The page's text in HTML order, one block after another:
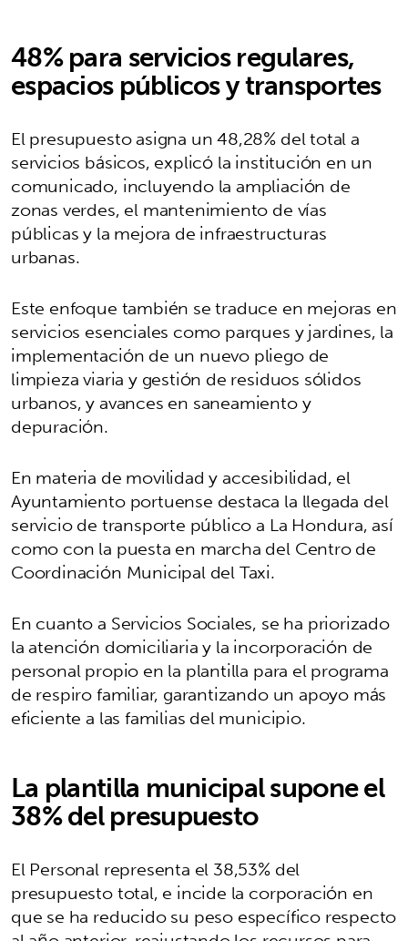
48% para servicios regulares,
espacios públicos y transportes
El presupuesto asigna un 48,28% del total a
servicios básicos, explicó la institución en un
comunicado, incluyendo la ampliación de
zonas verdes, el mantenimiento de vías
públicas y la mejora de infraestructuras
urbanas.
Este enfoque también se traduce en mejoras en
servicios esenciales como parques y jardines, la
implementación de un nuevo pliego de
limpieza viaria y gestión de residuos sólidos
urbanos, y avances en saneamiento y
depuración.
En materia de movilidad y accesibilidad, el
Ayuntamiento portuense destaca la llegada del
servicio de transporte público a La Hondura, así
como con la puesta en marcha del Centro de
Coordinación Municipal del Taxi.
En cuanto a Servicios Sociales, se ha priorizado
la atención domiciliaria y la incorporación de
personal propio en la plantilla para el programa
de respiro familiar, garantizando un apoyo más
eficiente a las familias del municipio.
La plantilla municipal supone el
38% del presupuesto
El Personal representa el 38,53% del
presupuesto total, e incide la corporación en
que se ha reducido su peso específico respecto